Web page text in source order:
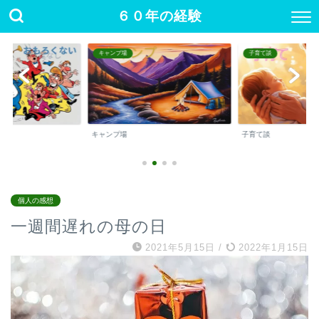
６０年の経験
キャンプ場
キャンプ場
子育て談
子育て談
個人の感想
一週間遅れの母の日
2021年5月15日 / 2022年1月15日